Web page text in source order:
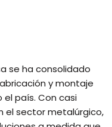
se ha consolidado
y montaje
país. Con casi
el sector metalúrgico,